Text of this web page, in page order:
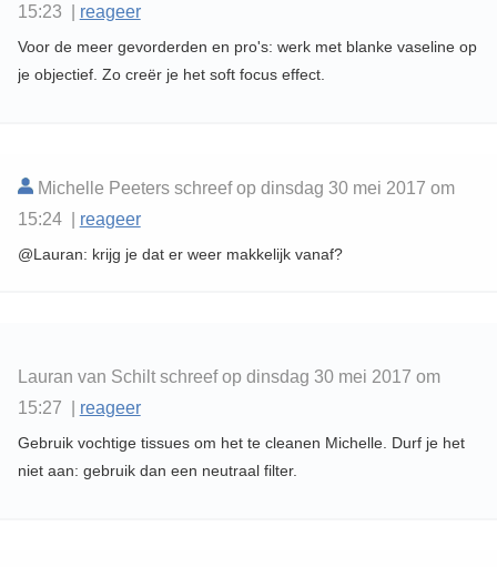
15:23 | reageer
Voor de meer gevorderden en pro's: werk met blanke vaseline op
je objectief. Zo creër je het soft focus effect.
Michelle Peeters schreef op dinsdag 30 mei 2017 om
15:24 | reageer
@Lauran: krijg je dat er weer makkelijk vanaf?
Lauran van Schilt schreef op dinsdag 30 mei 2017 om
15:27 | reageer
Gebruik vochtige tissues om het te cleanen Michelle. Durf je het
niet aan: gebruik dan een neutraal filter.